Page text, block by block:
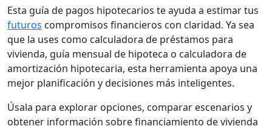
Esta guía de pagos hipotecarios te ayuda a estimar tus
futuros compromisos financieros con claridad. Ya sea
que la uses como calculadora de préstamos para
vivienda, guía mensual de hipoteca o calculadora de
amortización hipotecaria, esta herramienta apoya una
mejor planificación y decisiones más inteligentes.
Úsala para explorar opciones, comparar escenarios y
obtener información sobre financiamiento de vivienda